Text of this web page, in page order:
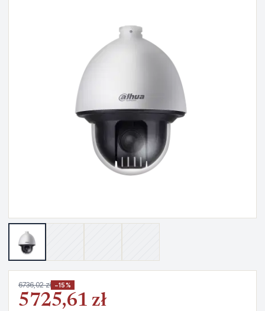
6736,02 zł −15%
5725,61 zł